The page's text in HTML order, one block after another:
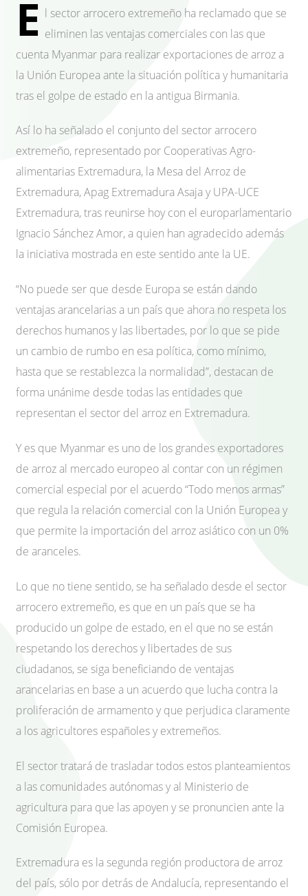
E l sector arrocero extremeño ha reclamado que se
eliminen las ventajas comerciales con las que
cuenta Myanmar para realizar exportaciones de arroz a
la Unión Europea ante la situación política y humanitaria
tras el golpe de estado en la antigua Birmania.
Así lo ha señalado el conjunto del sector arrocero
extremeño, representado por Cooperativas Agro-
alimentarias Extremadura, la Mesa del Arroz de
Extremadura, Apag Extremadura Asaja y UPA-UCE
Extremadura, tras reunirse hoy con el europarlamentario
Ignacio Sánchez Amor, a quien han agradecido además
la iniciativa mostrada en este sentido ante la UE.
“No puede ser que desde Europa se están dando
ventajas arancelarias a un país que ahora no respeta los
derechos humanos y las libertades, por lo que se pide
un cambio de rumbo en esa política, como mínimo,
hasta que se restablezca la normalidad”, destacan de
forma unánime desde todas las entidades que
representan el sector del arroz en Extremadura.
Y es que Myanmar es uno de los grandes exportadores
de arroz al mercado europeo al contar con un régimen
comercial especial por el acuerdo “Todo menos armas”
que regula la relación comercial con la Unión Europea y
que permite la importación del arroz asiático con un 0%
de aranceles.
Lo que no tiene sentido, se ha señalado desde el sector
arrocero extremeño, es que en un país que se ha
producido un golpe de estado, en el que no se están
respetando los derechos y libertades de sus
ciudadanos, se siga beneficiando de ventajas
arancelarias en base a un acuerdo que lucha contra la
proliferación de armamento y que perjudica claramente
a los agricultores españoles y extremeños.
El sector tratará de trasladar todos estos planteamientos
a las comunidades autónomas y al Ministerio de
agricultura para que las apoyen y se pronuncien ante la
Comisión Europea.
Extremadura es la segunda región productora de arroz
del país, sólo por detrás de Andalucía, representando el